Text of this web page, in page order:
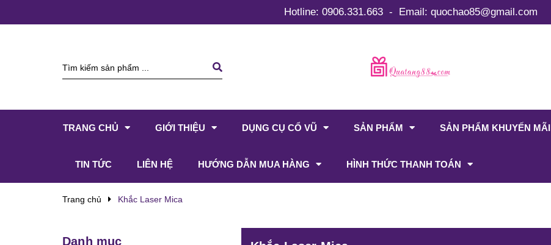
Hotline: 0906.331.663 - Email: quochao85@gmail.com
TRANG CHỦ GIỚI THIỆU DỤNG CỤ CỔ VŨ SẢN PHẨM SẢN PHẨM KHUYẾN MÃI
TIN TỨC LIÊN HỆ HƯỚNG DẪN MUA HÀNG HÌNH THỨC THANH TOÁN
Trang chủ Khắc Laser Mica
Danh mục